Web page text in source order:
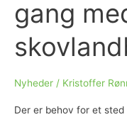
gang
Nyheder / Kristoffer
Der er behov for et